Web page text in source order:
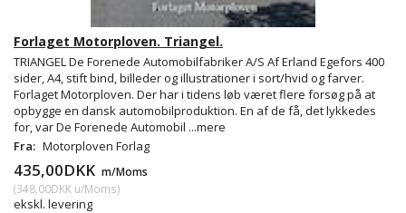
Forlaget Motorploven. Triangel.
TRIANGEL De Forenede Automobilfabriker A/S Af Erland Egefors 400
sider, A4, stift bind, billeder og illustrationer i sort/hvid og farver.
Forlaget Motorploven. Der har i tidens løb været flere forsøg på at
opbygge en dansk automobilproduktion. En af de få, det lykkedes
for, var De Forenede Automobil ...mere
Fra: Motorploven Forlag
435,00DKK m/Moms
(348,00DKK u/Moms)
ekskl. levering